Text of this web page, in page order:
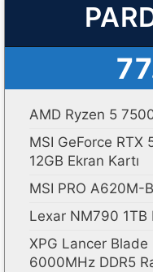
AMD Ryzen 5
MSI GeForce RTX
12GB Ekran Kartı
MSI PRO A620M-
Lexar NM790 1TB
XPG Lancer Blade
6000MHz DDR5